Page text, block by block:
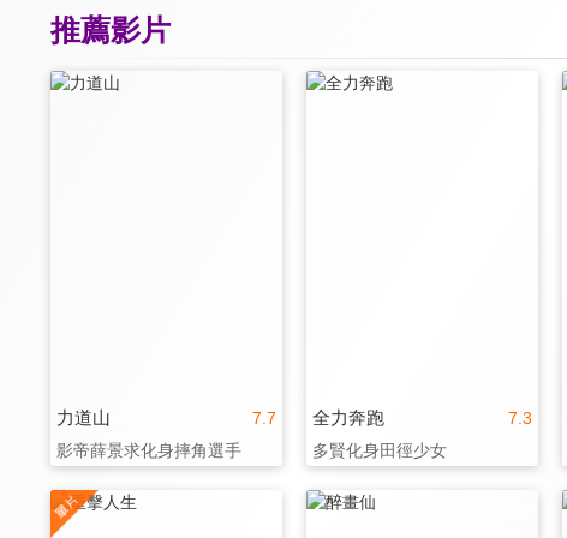
推薦影片
7.7
力道山
影帝薛景求化身摔角選手
7.3
全力奔跑
多賢化身田徑少女